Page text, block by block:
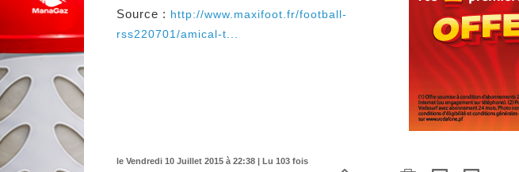
Source : http://www.maxifoot.fr/football-
rss220701/amical-t...
le Vendredi 10 Juillet 2015 à 22:38 | Lu 103 fois